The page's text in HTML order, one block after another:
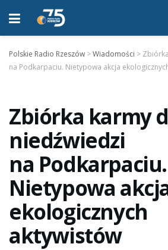
Polskie Radio Rzeszów >Wiadomości >
na Podkarpaciu. Nietypowa akcja
Zbiórka karmy
niedźwiedzi
na Podkarpaciu.
Nietypowa
ekologicznych
aktywistów